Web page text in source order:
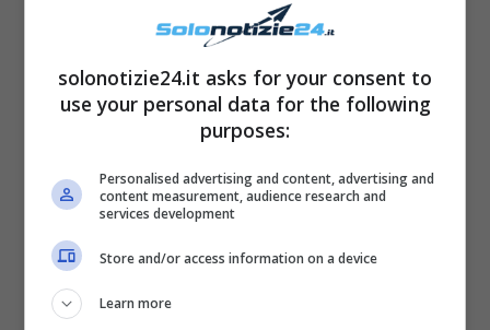
Mara Venier con il primo marito Francesco
Ferracini, con il quale è stata sposata solo un
anno. All’epoca, infatti, Mara era molto
giovane eElisabetta è nata quando lei aveva
solonotizie24.it asks for your consent to
use your personal data for the following
purposes:
Personalised advertising and content, advertising and
content measurement, audience research and
services development
Store and/or access information on a device
Learn more